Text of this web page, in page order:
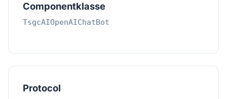
Componentklasse
TsgcAIOpenAIChatBot
Protocol